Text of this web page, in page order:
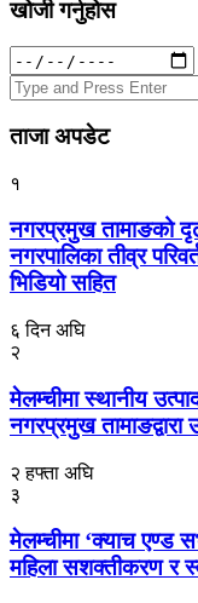
खोजी गर्नुहोस
Search
for:
ताजा अपडेट
१
नगरप्रमुख तामाङको
नगरपालिका तीव्र
भिडियो सहित
६ दिन अघि
२
मेलम्चीमा स्थानीय
नगरप्रमुख
२ हफ्ता अघि
३
मेलम्चीमा ‘क्याच एण्ड
महिला सशक्तीकरण र